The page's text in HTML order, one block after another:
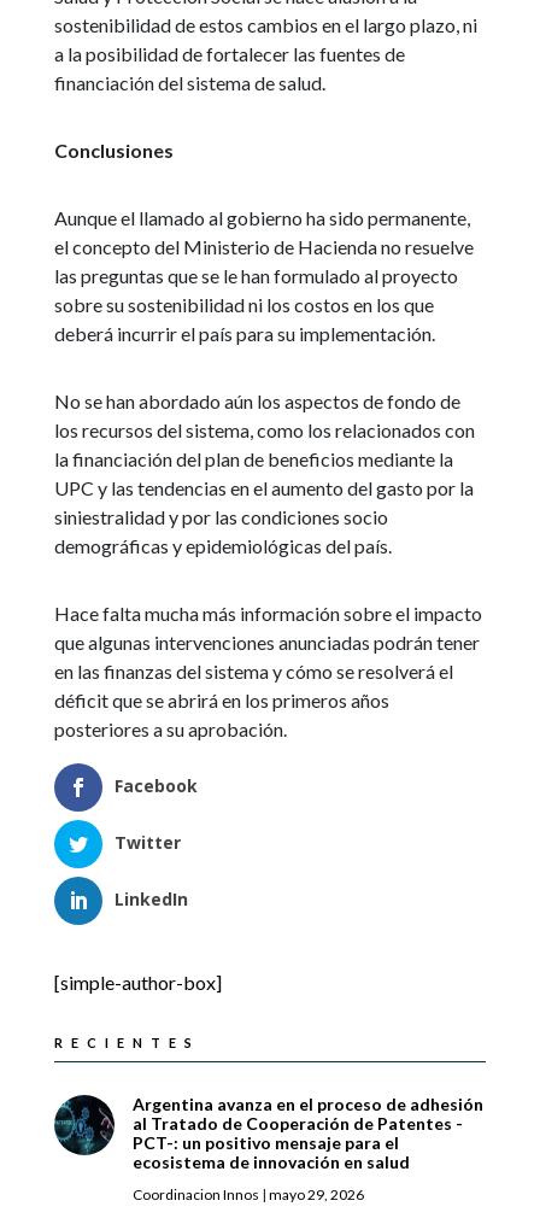
sostenibilidad de estos cambios en el largo plazo, ni
a la posibilidad de fortalecer las fuentes de
financiación del sistema de salud.
Conclusiones
Aunque el llamado al gobierno ha sido permanente,
el concepto del Ministerio de Hacienda no resuelve
las preguntas que se le han formulado al proyecto
sobre su sostenibilidad ni los costos en los que
deberá incurrir el país para su implementación.
No se han abordado aún los aspectos de fondo de
los recursos del sistema, como los relacionados con
la financiación del plan de beneficios mediante la
UPC y las tendencias en el aumento del gasto por la
siniestralidad y por las condiciones socio
demográficas y epidemiológicas del país.
Hace falta mucha más información sobre el impacto
que algunas intervenciones anunciadas podrán tener
en las finanzas del sistema y cómo se resolverá el
déficit que se abrirá en los primeros años
posteriores a su aprobación.
Facebook
Twitter
LinkedIn
[simple-author-box]
RECIENTES
Argentina avanza en el proceso de adhesión
al Tratado de Cooperación de Patentes -
PCT-: un positivo mensaje para el
ecosistema de innovación en salud
Coordinacion Innos | mayo 29, 2026